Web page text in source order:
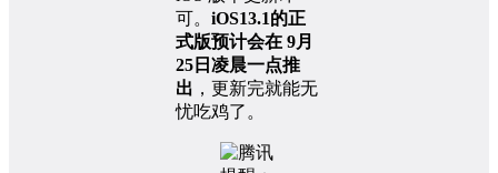
可。 iOS13.1的正
式版预计会在 9月
25日凌晨一点推
出 ，更新完就能无
忧吃鸡了。